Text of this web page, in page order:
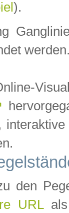
).
den
URLals